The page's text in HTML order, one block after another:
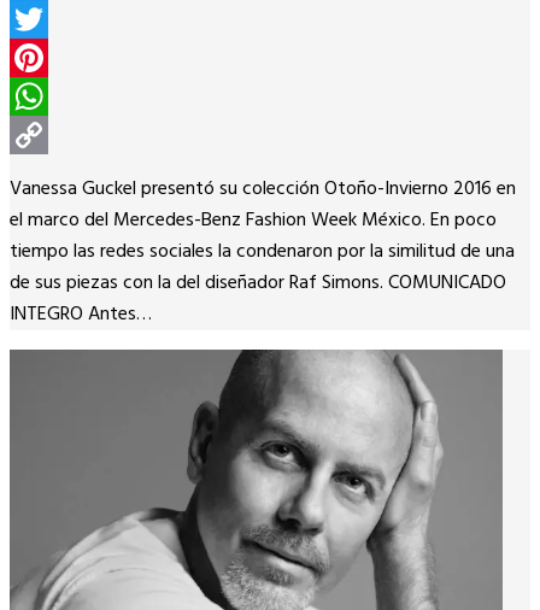
Facebook
Twitter
Pinterest
WhatsApp
Copy
Link
Vanessa Guckel presentó su colección Otoño-Invierno 2016 en
el marco del Mercedes-Benz Fashion Week México. En poco
tiempo las redes sociales la condenaron por la similitud de una
de sus piezas con la del diseñador Raf Simons. COMUNICADO
INTEGRO Antes…